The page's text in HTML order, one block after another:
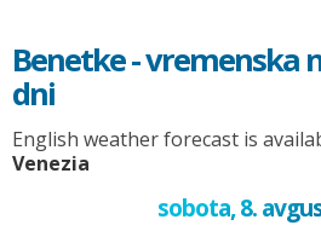
Benetke - vremenska
dni
English weather forecast is
Venezia
sobota, 8.